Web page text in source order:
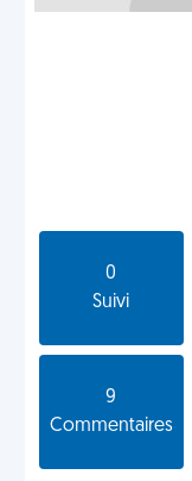
0
Suivi
9
Commentaires